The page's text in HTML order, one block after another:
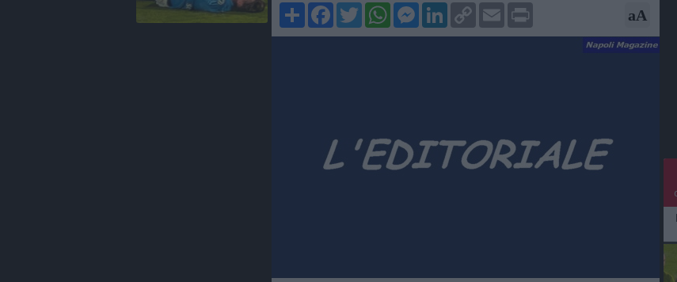
ShareFacebookTwitterWhatsAppMessenger
LinkedIn
Copy
Link
Email Print aA